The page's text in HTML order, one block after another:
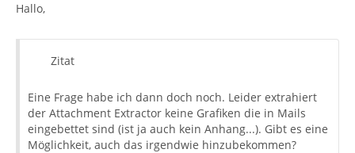
Hallo,
Zitat
Eine Frage habe ich dann doch noch. Leider extrahiert
der Attachment Extractor keine Grafiken die in Mails
eingebettet sind (ist ja auch kein Anhang...). Gibt es eine
Möglichkeit, auch das irgendwie hinzubekommen?